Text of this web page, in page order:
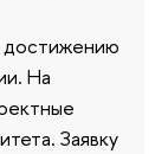
достижению
На
Заявку